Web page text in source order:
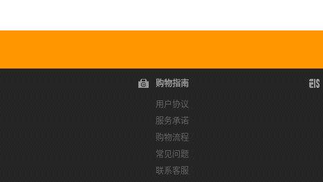
购物指南
用户协议
服务承诺
购物流程
常见问题
联系客服